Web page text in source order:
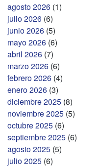
agosto 2026 (1)
julio 2026 (6)
junio 2026 (5)
mayo 2026 (6)
abril 2026 (7)
marzo 2026 (6)
febrero 2026 (4)
enero 2026 (3)
diciembre 2025 (8)
noviembre 2025 (5)
octubre 2025 (6)
septiembre 2025 (6)
agosto 2025 (5)
julio 2025 (6)